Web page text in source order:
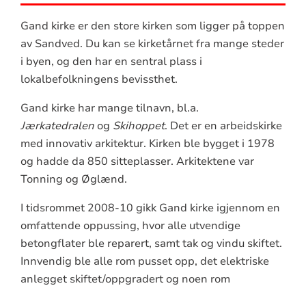
Gand kirke er den store kirken som ligger på toppen
av Sandved. Du kan se kirketårnet fra mange steder
i byen, og den har en sentral plass i
lokalbefolkningens bevissthet.
Gand kirke har mange tilnavn, bl.a.
Jærkatedralenog Skihoppet. Det er en arbeidskirke
med innovativ arkitektur. Kirken ble bygget i 1978
og hadde da 850 sitteplasser. Arkitektene var
Tonning og Øglænd.
I tidsrommet 2008-10 gikk Gand kirke igjennom en
omfattende oppussing, hvor alle utvendige
betongflater ble reparert, samt tak og vindu skiftet.
Innvendig ble alle rom pusset opp, det elektriske
anlegget skiftet/oppgradert og noen rom